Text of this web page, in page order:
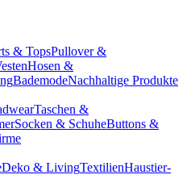
& TopsPullover &
Hosen &
BademodeNachhaltige Produkte
Taschen &
Socken & SchuheButtons &
Deko & LivingTextilienHaustier-